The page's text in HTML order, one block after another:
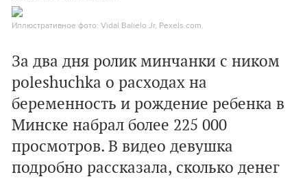
Иллюстративное фото: Vidal Balielo Jr, Pexels.com.
За два дня ролик минчанки с ником
poleshuchka о расходах на
беременность и рождение ребенка в
Минске набрал более 225 000
просмотров. В видео девушка
подробно рассказала, сколько денег